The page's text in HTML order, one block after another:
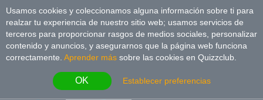
Usamos cookies y coleccionamos alguna información sobre ti para
realzar tu experiencia de nuestro sitio web; usamos servicios de
terceros para proporcionar rasgos de medios sociales, personalizar
contenido y anuncios, y asegurarnos que la página web funciona
correctamente. Aprender más sobre las cookies en Quizzclub.
OK Establecer preferencias